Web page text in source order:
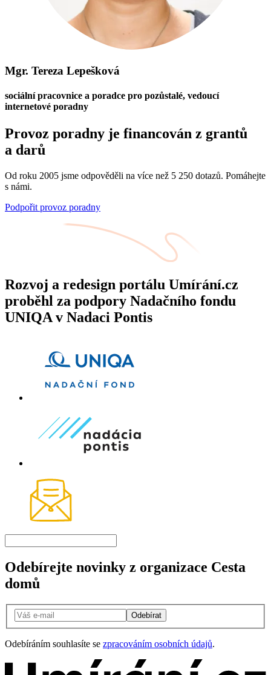
Mgr. Tereza Lepešková
sociální pracovnice a poradce pro pozůstalé, vedoucí
internetové poradny
Provoz poradny je financován z grantů
a darů
Od roku 2005 jsme odpověděli na více než 5 250 dotazů. Pomáhejte
s námi.
Podpořit provoz poradny
Rozvoj a redesign portálu Umírání.cz
proběhl za podpory Nadačního fondu
UNIQA v Nadaci Pontis
Odebírejte novinky z organizace Cesta
domů
Odebírat
Odebíráním souhlasíte se zpracováním osobních údajů.